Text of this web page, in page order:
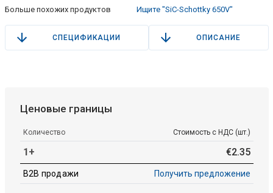
Больше похожих продуктов Ищите "SiC-Schottky 650V"
СПЕЦИФИКАЦИИ ОПИСАНИЕ
Ценовые границы
Количество Стоимость с НДС (шт.)
1+ €2.35
B2B продажи Получить предложение